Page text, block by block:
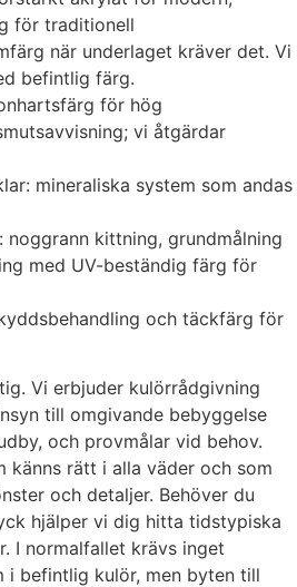
för traditionell
när underlaget kräver det. Vi
befintlig färg.
för hög
vi åtgärdar
mineraliska system som andas
noggrann kittning, grundmålning
med UV-beständig färg för
och täckfärg för
Vi erbjuder kulörrådgivning
till omgivande bebyggelse
och provmålar vid behov.
känns rätt i alla väder och som
och detaljer. Behöver du
hjälper vi dig hitta tidstypiska
I normalfallet krävs inget
befintlig kulör, men byten till